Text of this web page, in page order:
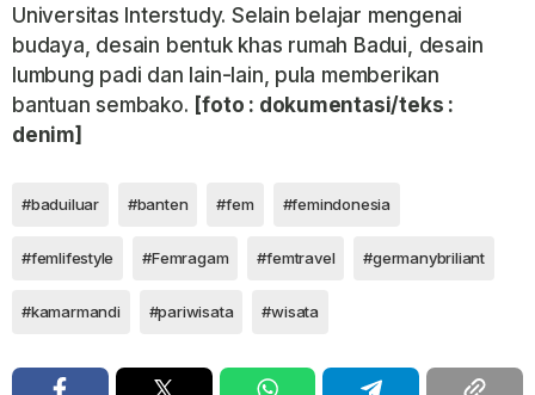
Universitas Interstudy. Selain belajar mengenai
budaya, desain bentuk khas rumah Badui, desain
lumbung padi dan lain-lain, pula memberikan
bantuan sembako. [foto : dokumentasi/teks :
denim]
#baduiluar #banten #fem #femindonesia
#femlifestyle #Femragam #femtravel #germanybriliant
#kamarmandi #pariwisata #wisata